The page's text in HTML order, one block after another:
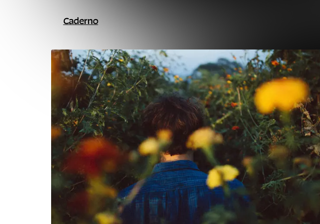
Caderno